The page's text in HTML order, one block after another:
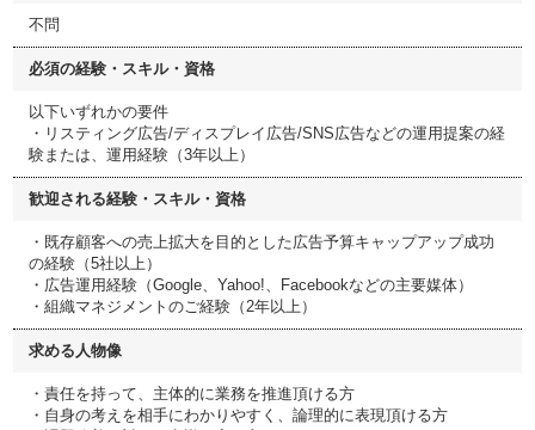
不問
必須の経験・スキル・資格
以下いずれかの要件
・リスティング広告/ディスプレイ広告/SNS広告などの運用提案の経
験または、運用経験（3年以上）
歓迎される経験・スキル・資格
・既存顧客への売上拡大を目的とした広告予算キャップアップ成功
の経験（5社以上）
・広告運用経験（Google、Yahoo!、Facebookなどの主要媒体）
・組織マネジメントのご経験（2年以上）
求める人物像
・責任を持って、主体的に業務を推進頂ける方
・自身の考えを相手にわかりやすく、論理的に表現頂ける方